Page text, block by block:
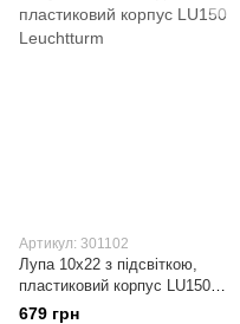
Артикул: 301102
Лупа 10x22 з підсвіткою,
пластиковий корпус LU150
Leuchtturm
679 грн